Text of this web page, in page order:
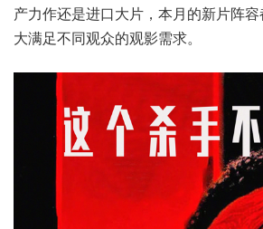
产力作还是进口大片，本月的新片阵
大满足不同观众的观影需求。